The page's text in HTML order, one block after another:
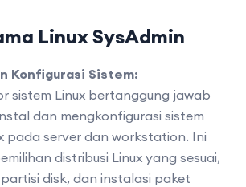
Linux SysAdmin
Konfigurasi Sistem:
sistem Linux bertanggung jawab
dan mengkonfigurasi sistem
pada server dan workstation. Ini
distribusi Linux yang sesuai,
disk, dan instalasi paket